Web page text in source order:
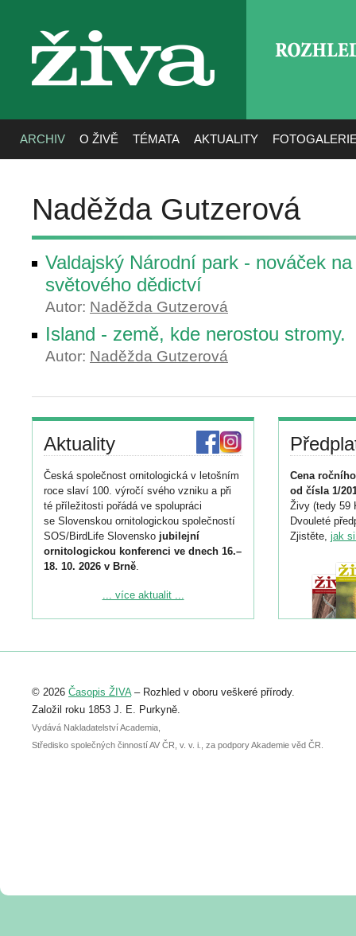
živa
ARCHIV O ŽIVĚ TÉMATA AKTUALITY
Naděžda Gutzerová
Valdajský Národní park - nováček
světového dědictví
Autor: Naděžda Gutzerová
Island - země, kde nerostou stromy.
Autor: Naděžda Gutzerová
Aktuality
Česká společnost ornitologická v letošním
roce slaví 100. výročí svého vzniku a při
té příležitosti pořádá ve spolupráci
se Slovenskou ornitologickou společností
SOS/BirdLife Slovensko jubilejní
ornitologickou konferenci ve dnech 16.–
18. 10. 2026 v Brně.
Podrobnější informace ke konferenci
Registrovat se můžete do 6. září.
abstraktu přihlášené přednášky nebo
posteru je už 30. června.
... více aktualit ...
Cena
od čísla 1/
Živy (tedy 59
Dvouleté
Zjistěte, jak
© 2026 Časopis ŽIVA– Rozhled v oboru veškeré přírody.
Založil roku 1853 J. E. Purkyně.
Vydává Nakladatelství Academia,
Středisko společných činností AV ČR, v. v. i., za podpory Akademie věd ČR.